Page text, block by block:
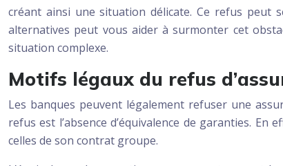
créant ainsi une situation délicate. Ce refus peut
alternatives peut vous aider à surmonter cet
situation complexe.
Motifs légaux du refus
Les banques peuvent légalement refuser une
refus est l’absence d’équivalence de garanties.
celles de son contrat groupe.